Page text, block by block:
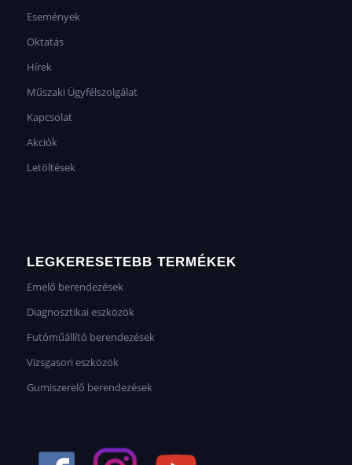
Események
Oktatás
Hírek
Műszaki Ügyfélszolgálat
Kapcsolat
Akciók
Letöltések
LEGKERESETEBB TERMÉKEK
Emelő berendezések
Diagnosztikai eszközök
Futóműállító berendezések
Vizsgasori eszközök
Gumiszerelő berendezések